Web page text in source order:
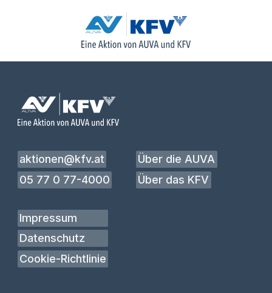
aktionen@kfv.at
05 77 0 77-4000
Über die AUVA
Über das KFV
Impressum
Datenschutz
Cookie-Richtlinie